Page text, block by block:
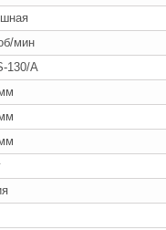
мин
130/A